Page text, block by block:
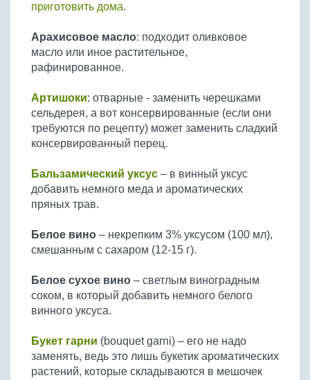
приготовить дома.
Арахисовое масло: подходит оливковое
масло или иное растительное,
рафинированное.
Артишоки: отварные - заменить черешками
сельдерея, а вот консервированные (если они
требуются по рецепту) может заменить сладкий
консервированный перец.
Бальзамический уксус – в винный уксус
добавить немного меда и ароматических
пряных трав.
Белое вино – некрепким 3% уксусом (100 мл),
смешанным с сахаром (12-15 г).
Белое сухое вино – светлым виноградным
соком, в который добавить немного белого
винного уксуса.
Букет гарни (bouquet garni) – его не надо
заменять, ведь это лишь букетик ароматических
растений, которые складываются в мешочек